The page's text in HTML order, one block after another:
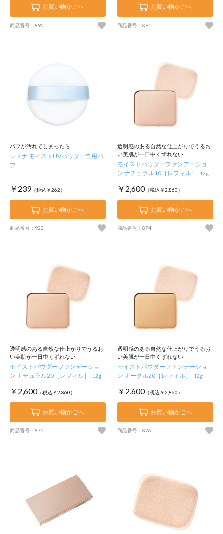
お買い物かごへ
商品番号：890
お買い物かごへ
商品番号：891
パフが汚れてしまったら
レドナ モイストUVパウダー専用パ
フ
￥239（税込￥262）
お買い物かごへ
商品番号：922
透明感のある自然な仕上がりでうるお
い美肌が一日中くずれない
モイストパウダーファンデーショ
ン ナチュラル10［レフィル］
12g
￥2,600（税込￥2,860）
お買い物かごへ
商品番号：874
透明感のある自然な仕上がりでうるお
い美肌が一日中くずれない
モイストパウダーファンデーショ
ン ナチュラル20［レフィル］
12g
￥2,600（税込￥2,860）
お買い物かごへ
商品番号：875
透明感のある自然な仕上がりでうるお
い美肌が一日中くずれない
モイストパウダーファンデーショ
ン オークル20［レフィル］
12g
￥2,600（税込￥2,860）
お買い物かごへ
商品番号：876